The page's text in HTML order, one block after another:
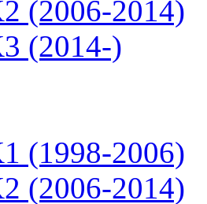
(2006-2014)
(2014-)
(1998-2006)
(2006-2014)